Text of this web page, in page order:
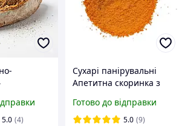
хліб зі
5.0 (4)
Сухарі панірувальні
Апетитна скоринка з
Готово до відправки
5.0 (9)